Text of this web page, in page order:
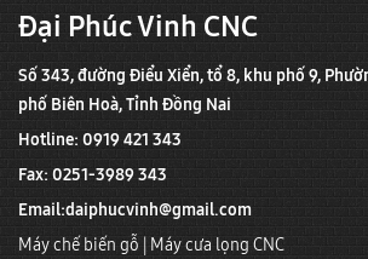
Đại Phúc Vinh CNC
Số 343, đường Điểu Xiển, tổ 8, khu phố 9,
phố Biên Hoà, Tỉnh Đồng Nai
Hotline: 0919 421 343
Fax: 0251-3989 343
Email:daiphucvinh@gmail.com
Máy chế biến gỗ | Máy cưa lọng CNC